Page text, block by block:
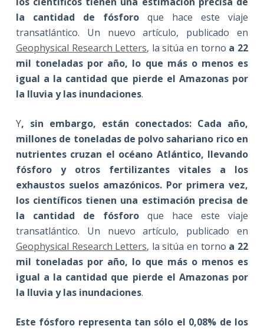
la cantidad de fósforoque hace este viaje
transatlántico. Un nuevo artículo, publicado en
Geophysical Research Letters, la sitúa en torno a 22
mil toneladas por año, lo que más o menos es
igual a la cantidad que pierde el Amazonas por
la lluvia y las inundaciones.
Y, sin embargo, están conectados: Cada año,
millones de toneladas de polvo sahariano rico en
nutrientes cruzan el océano Atlántico, llevando
fósforo y otros fertilizantes vitales a los
exhaustos suelos amazónicos. Por primera vez,
los científicos tienen una estimación precisa de
la cantidad de fósforoque hace este viaje
transatlántico. Un nuevo artículo, publicado en
Geophysical Research Letters, la sitúa en torno a 22
mil toneladas por año, lo que más o menos es
igual a la cantidad que pierde el Amazonas por
la lluvia y las inundaciones.
Este fósforo representa tan sólo el 0,08% de los